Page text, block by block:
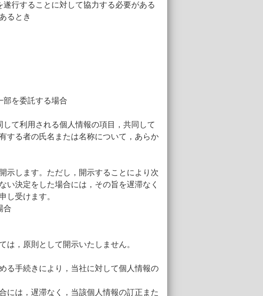
行することに対して協力する必要がある
るとき
部を委託する場合
て利用される個人情報の項目，共同して
する者の氏名または名称について，あらか
示します。ただし，開示することにより次
い決定をした場合には，その旨を遅滞なく
し受けます。
合
，原則として開示いたしません。
る手続きにより，当社に対して個人情報の
には，遅滞なく，当該個人情報の訂正また